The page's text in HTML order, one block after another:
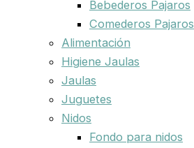
Bebederos Pajaros
Comederos Pajaros
Alimentación
Higiene Jaulas
Jaulas
Juguetes
Nidos
Fondo para nidos